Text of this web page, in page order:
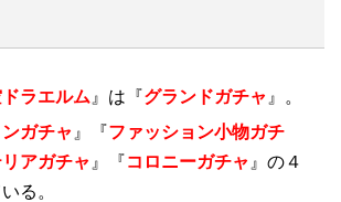
ラエルム 』は『グランドガチャ 』。
ガチャ 』『ファッション小物ガチ
アガチャ 』『コロニーガチャ 』の４
る。